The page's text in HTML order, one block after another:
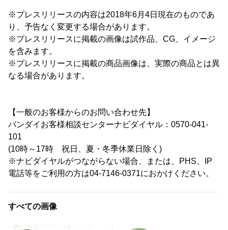
※プレスリリースの内容は2018年6月4日現在のものであ
り、予告なく変更する場合があります。
※プレスリリースに掲載の画像は試作品、CG、イメージ
を含みます。
※プレスリリースに掲載の商品画像は、実際の商品とは異
なる場合があります。
【一般のお客様からのお問い合わせ先】
バンダイお客様相談センターナビダイヤル：0570-041-
101
(10時～17時 祝日、夏・冬季休業日除く)
※ナビダイヤルがつながらない場合、または、PHS、IP
電話等をご利用の方は04-7146-0371におかけください。
すべての画像